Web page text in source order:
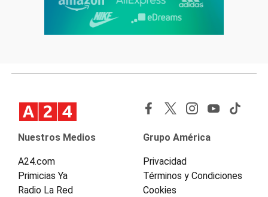
Nuestros Medios
A24.com
Primicias Ya
Radio La Red
Grupo América
Privacidad
Términos y Condiciones
Cookies